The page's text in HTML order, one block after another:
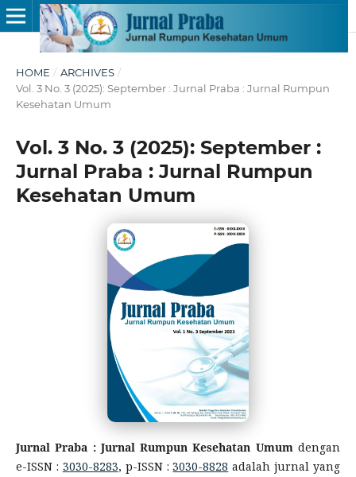
HOME / ARCHIVES /
Vol. 3 No. 3 (2025): September : Jurnal Praba : Jurnal Rumpun
Kesehatan Umum
Vol. 3 No. 3 (2025): September :
Jurnal Praba : Jurnal Rumpun
Kesehatan Umum
Jurnal Praba : Jurnal Rumpun Kesehatan Umumdengan
e-ISSN : 3030-8283, p-ISSN :3030-8828 adalah jurnal yang